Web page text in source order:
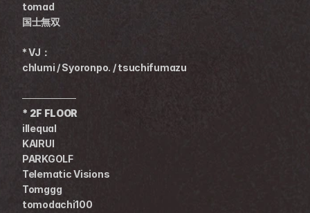
tomad
国士無双
* VJ：
chlumi / Syoronpo. / tsuchifumazu
────────
* 2F FLOOR
illequal
KAIRUI
PARKGOLF
Telematic Visions
Tomggg
tomodachi100